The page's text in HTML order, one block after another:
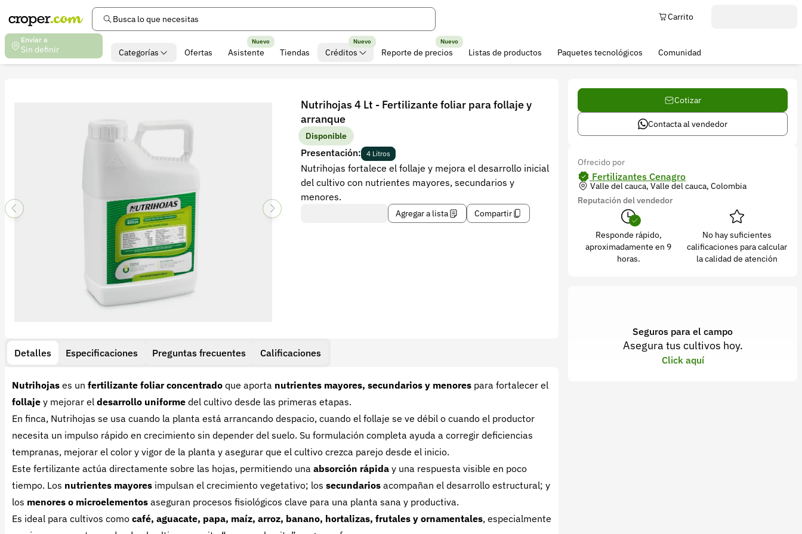
Busca lo que necesitas
Enviar a
Sin definir
Carrito
Categorías Ofertas Asistente
Nuevo
Tiendas Créditos
Nuevo
Reporte de precios
Nuevo
Listas de productos Paquetes tecnológicos Comunidad
Nutrihojas 4 Lt - Fertilizante foliar para follaje y
arranque
Disponible
Presentación: 4 Litros
Nutrihojas fortalece el follaje y mejora el desarrollo inicial
del cultivo con nutrientes mayores, secundarios y
menores.
Agregar a lista Compartir
Detalles Especificaciones Preguntas frecuentes Calificaciones
Nutrihojas es un fertilizante foliar concentrado que aporta nutrientes mayores, secundarios y menores para fortalecer el
follaje y mejorar el desarrollo uniforme del cultivo desde las primeras etapas.
En finca, Nutrihojas se usa cuando la planta está arrancando despacio, cuando el follaje se ve débil o cuando el productor
necesita un impulso rápido en crecimiento sin depender del suelo. Su formulación completa ayuda a corregir deficiencias
tempranas, mejorar el color y vigor de la planta y asegurar que el cultivo crezca parejo desde el inicio.
Este fertilizante actúa directamente sobre las hojas, permitiendo una absorción rápida y una respuesta visible en poco
tiempo. Los nutrientes mayores impulsan el crecimiento vegetativo; los secundarios acompañan el desarrollo estructural; y
los menores o microelementos aseguran procesos fisiológicos clave para una planta sana y productiva.
Es ideal para cultivos como café, aguacate, papa, maíz, arroz, banano, hortalizas, frutales y ornamentales, especialmente
Cotizar
Contacta al vendedor
Ofrecido por
Fertilizantes Cenagro
Valle del cauca, Valle del cauca, Colombia
Reputación del vendedor
Responde rápido,
aproximadamente en 9
horas.
No hay suficientes
calificaciones para calcular
la calidad de atención
Seguros para el campo
Asegura tus cultivos hoy.
Click aquí